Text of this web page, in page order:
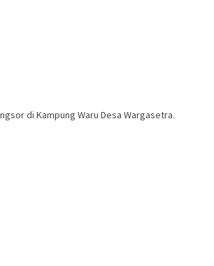
di Kampung Waru Desa Wargasetra.